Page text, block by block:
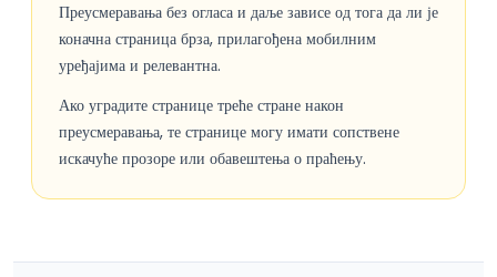
Преусмеравања без огласа и даље зависе од тога да ли је
коначна страница брза, прилагођена мобилним
уређајима и релевантна.
Ако уградите странице треће стране након
преусмеравања, те странице могу имати сопствене
искачуће прозоре или обавештења о праћењу.